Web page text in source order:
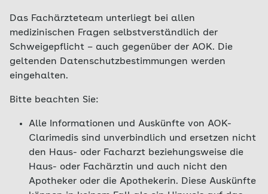
Das Fachärzteteam unterliegt bei allen
medizinischen Fragen selbstverständlich der
Schweigepflicht – auch gegenüber der AOK. Die
geltenden Datenschutzbestimmungen werden
eingehalten.
Bitte beachten Sie:
Alle Informationen und Auskünfte von AOK-
Clarimedis sind unverbindlich und ersetzen nicht
den Haus- oder Facharzt beziehungsweise die
Haus- oder Fachärztin und auch nicht den
Apotheker oder die Apothekerin. Diese Auskünfte